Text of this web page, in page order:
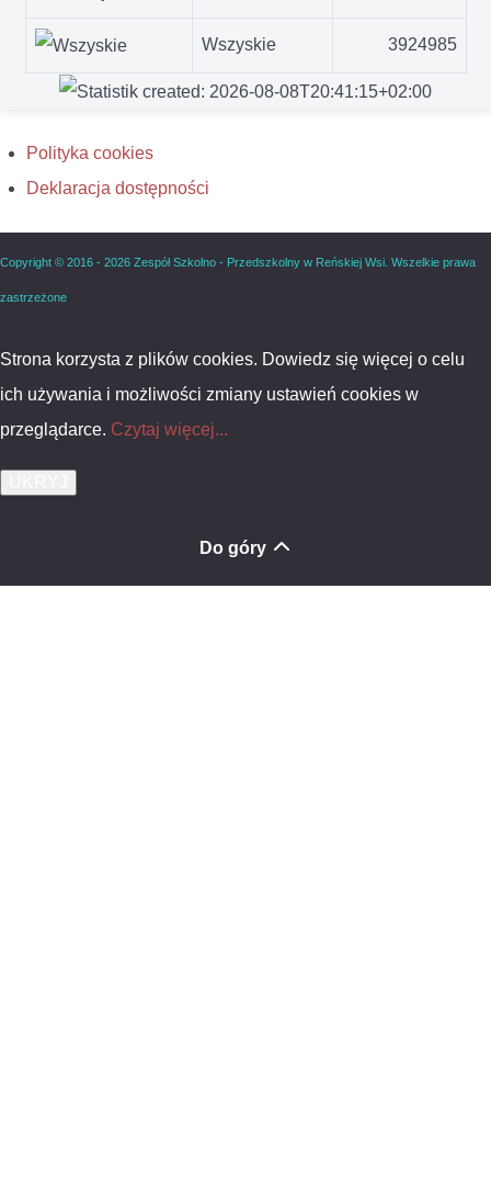
Wszyskie 3924985
Polityka cookies
Deklaracja dostępności
Copyright © 2016 - 2026 Zespół Szkolno - Przedszkolny w Reńskiej Wsi. Wszelkie prawa
zastrzeżone
Strona korzysta z plików cookies. Dowiedz się więcej o celu
ich używania i możliwości zmiany ustawień cookies w
przeglądarce. Czytaj więcej...
Do góry